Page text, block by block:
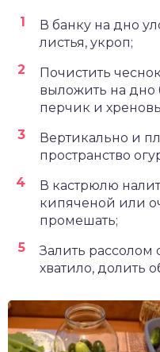
В банку на дно
листья, укроп;
Почистить
выложить на дно
перчик и
Вертикально и
пространство
В кастрюлю
кипяченой или
промешать;
Залить рассолом
хватило, долить